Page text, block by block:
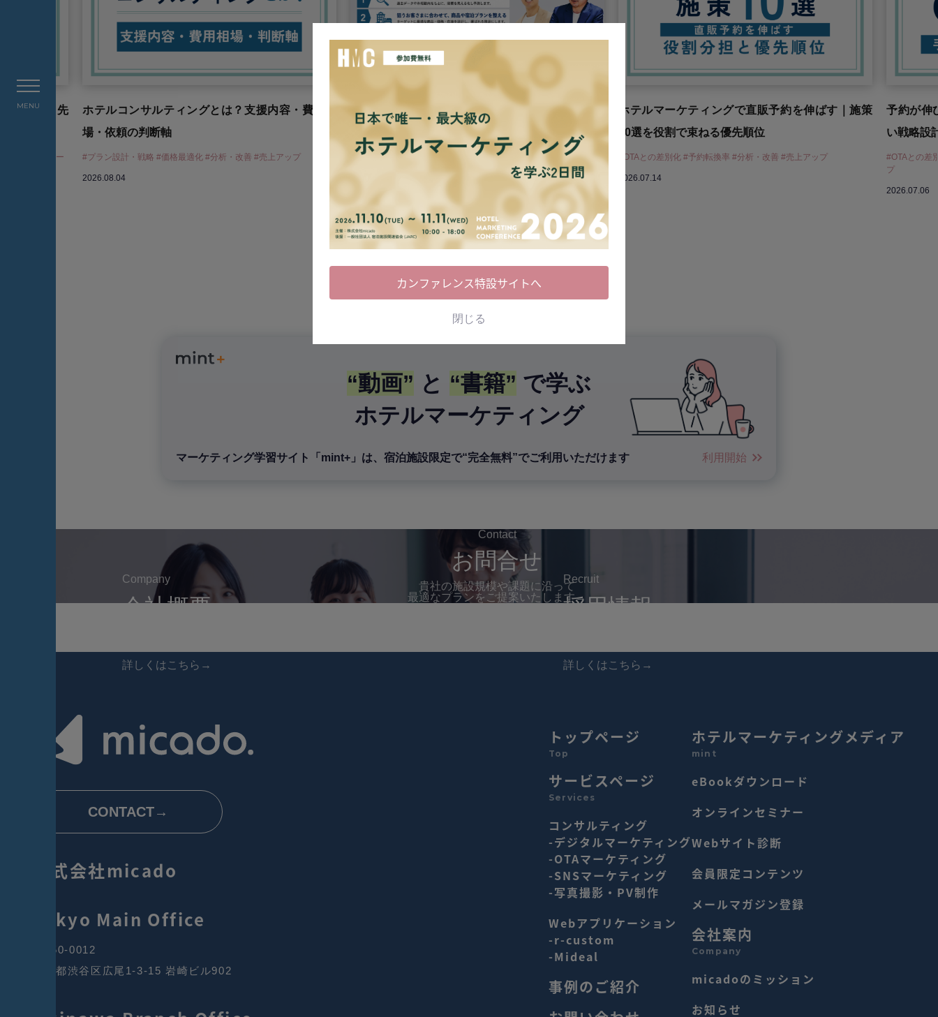
カンファレンス特設サイトへ
閉じる
MENU
入」より先
善 #ホテルマー
ホテルコンサルティングとは？支援内容・費用相
場・依頼の判断軸
#プラン設計・戦略 #価格最適化 #分析・改善 #売上アップ
2026.08.04
レベニューマネジメントの本質とは？ホテルの価
値は、価格に変えられる
#OTA #ホテルマーケティング #価格変動 #価格最適化 #売上アップ
ホテルマーケティングで直販予約を伸ばす｜施策
10選を役割で束ねる優先順位
#OTAとの差別化 #予約転換率 #分析・改善 #売上アップ
2026.07.14
予約が伸
い戦略設
#OTAとの差
プ
2026.07.06
“動画” と “書籍” で学ぶ
ホテルマーケティング
マーケティング学習サイト「mint+」は、 宿泊施設限定で“完全無料”でご利用いただけます 利用開始
Contact
お問合せ
貴社の施設規模や課題に沿って
最適なプランをご提案いたします→
Company
会社概要
詳しくはこちら→
Recruit
採用情報
詳しくはこちら→
CONTACT→
株式会社micado
Tokyo Main Office
〒150-0012
東京都渋谷区広尾1-3-15 岩崎ビル902
トップページ
Top
サービスページ
Services
コンサルティング
-デジタルマーケティング
-OTAマーケティング
-SNSマーケティング
-写真撮影・PV制作
Webアプリケーション
-r-custom
-Mideal
事例のご紹介
ホテルマーケティングメディア
mint
eBookダウンロード
オンラインセミナー
Webサイト診断
会員限定コンテンツ
メールマガジン登録
会社案内
Company
micadoのミッション
お知らせ